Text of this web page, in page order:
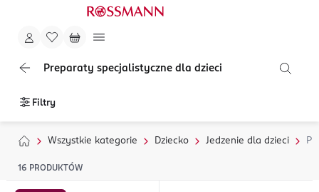
Preparaty specjalistyczne dla dzieci
Filtry
Wszystkie kategorie Dziecko Jedzenie dla dzieci
16 PRODUKTÓW